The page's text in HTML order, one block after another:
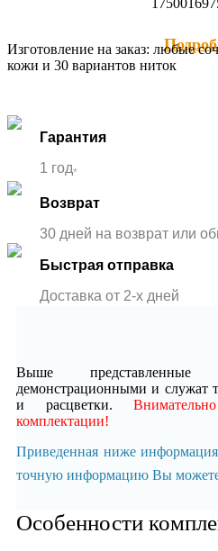
17500
Изготовление на заказ: любые
кожи и 30 вариантов ниток
Гарантия
1 год*
Возврат
30 дней на возврат или
Быстрая отправка
Доставка от 2-x дней
Выше представленные
демонстрационными и служат
и расцветки.
комплектации!
Приведенная ниже информация
точную информацию Вы можете
Особенности